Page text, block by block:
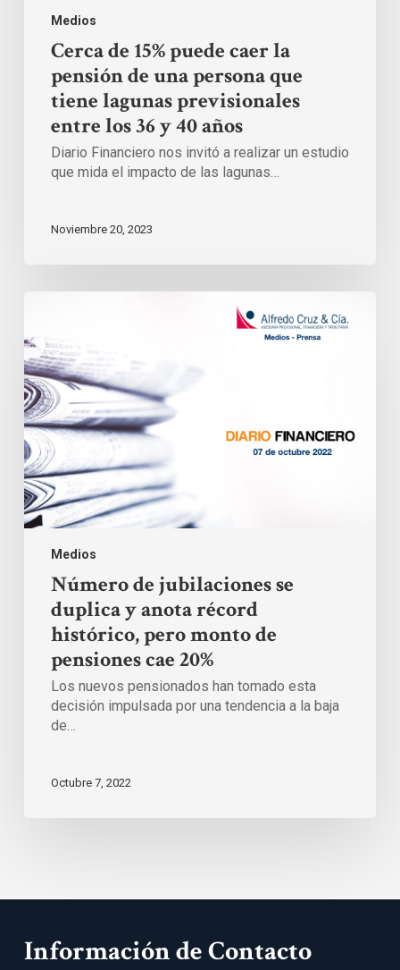
Medios
años
Cerca de 15% puede caer la
pensión de una persona que
tiene lagunas previsionales
entre los 36 y 40 años
Diario Financiero nos invitó a realizar un estudio
que mida el impacto de las lagunas…
Noviembre 20, 2023
Medios
se
duplica
y
anota
récord
histórico,
pero
monto
de
pensiones
cae
20%
Número de jubilaciones se
duplica y anota récord
histórico, pero monto de
pensiones cae 20%
Los nuevos pensionados han tomado esta
decisión impulsada por una tendencia a la baja
de…
Octubre 7, 2022
Información de Contacto